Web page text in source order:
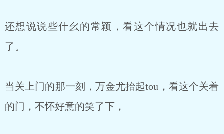
还想说说些什幺的常颖，看这个情况也就出去
了。
当关上门的那一刻，万金尤抬起tou，看这个关着
的门，不怀好意的笑了下，